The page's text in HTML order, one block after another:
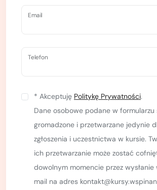
Email
Telefon
* Akceptuję Politykę Prywatności.
Dane osobowe podane w formularzu
gromadzone i przetwarzane jedynie
zgłoszenia i uczestnictwa w kursie.
ich przetwarzanie może zostać
dowolnym momencie przez
mail na adres